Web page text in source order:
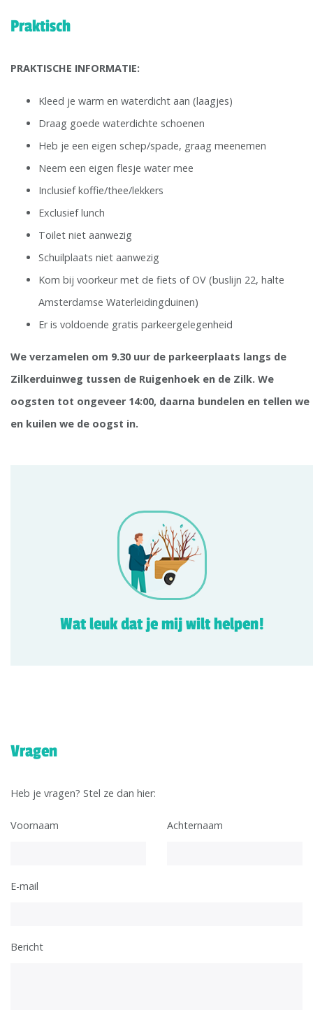
Praktisch
PRAKTISCHE INFORMATIE:
Kleed je warm en waterdicht aan (laagjes)
Draag goede waterdichte schoenen
Heb je een eigen schep/spade, graag meenemen
Neem een eigen flesje water mee
Inclusief koffie/thee/lekkers
Exclusief lunch
Toilet niet aanwezig
Schuilplaats niet aanwezig
Kom bij voorkeur met de fiets of OV (buslijn 22, halte
Amsterdamse Waterleidingduinen)
Er is voldoende gratis parkeergelegenheid
We verzamelen om 9.30 uur de parkeerplaats langs de
Zilkerduinweg tussen de Ruigenhoek en de Zilk. We
oogsten tot ongeveer 14:00, daarna bundelen en tellen we
en kuilen we de oogst in.
Wat leuk dat je mij wilt helpen!
Vragen
Heb je vragen? Stel ze dan hier:
Voornaam Achternaam
E-mail
Bericht